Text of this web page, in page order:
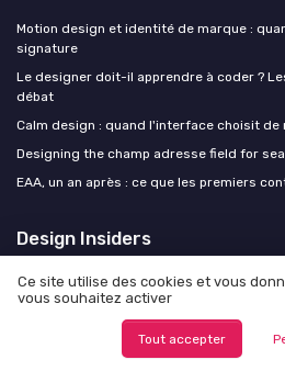
Motion design et identité de marque :
signature
Le designer doit-il apprendre à coder ?
débat
Calm design : quand l'interface choisit de
Designing the champ adresse field for
EAA, un an après : ce que les premiers
Design Insiders
Mentions légales
Ce site utilise des cookies et vous
vous souhaitez activer
Tout accepter